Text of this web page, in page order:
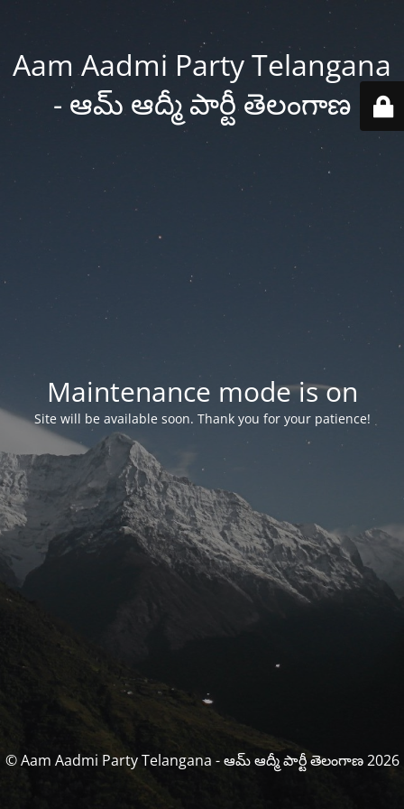
Aam Aadmi Party Telangana
- ఆమ్ ఆద్మీ పార్టీ తెలంగాణ
Maintenance mode is on
Site will be available soon. Thank you for your patience!
© Aam Aadmi Party Telangana - ఆమ్ ఆద్మీ పార్టీ తెలంగాణ 2026